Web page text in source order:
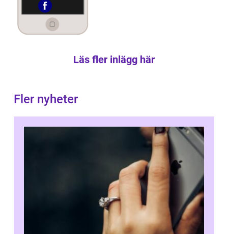
Läs fler inlägg här
Fler nyheter